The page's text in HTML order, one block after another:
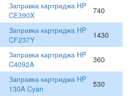
Заправка картриджа HP
CE390X
740
Заправка картриджа HP
CF237Y
1430
Заправка картриджа HP
C4092A
360
Заправка картриджа HP
130A Cyan
530